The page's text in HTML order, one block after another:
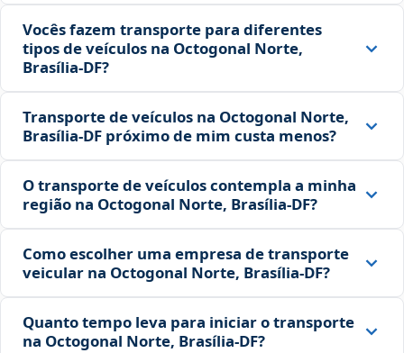
Vocês fazem transporte para diferentes
tipos de veículos na Octogonal Norte,
Brasília‑DF?
Transporte de veículos na Octogonal Norte,
Brasília‑DF próximo de mim custa menos?
O transporte de veículos contempla a minha
região na Octogonal Norte, Brasília‑DF?
Como escolher uma empresa de transporte
veicular na Octogonal Norte, Brasília‑DF?
Quanto tempo leva para iniciar o transporte
na Octogonal Norte, Brasília‑DF?